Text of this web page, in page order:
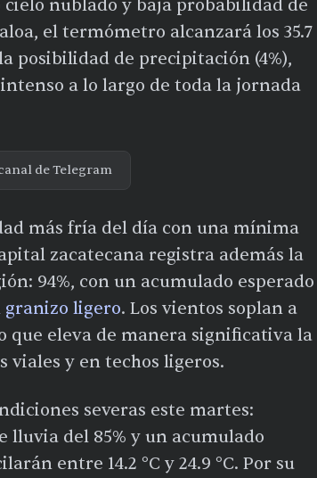
cielo nublado y baja probabilidad de
el termómetro alcanzará los 35.7
posibilidad de precipitación (4%),
a lo largo de toda la jornada
de Telegram
más fría del día con una mínima
zacatecana registra además la
94%, con un acumulado esperado
ligero. Los vientos soplan a
que eleva de manera significativa la
viales y en techos ligeros.
severas este martes:
lluvia del 85% y un acumulado
entre 14.2 °C y 24.9 °C. Por su